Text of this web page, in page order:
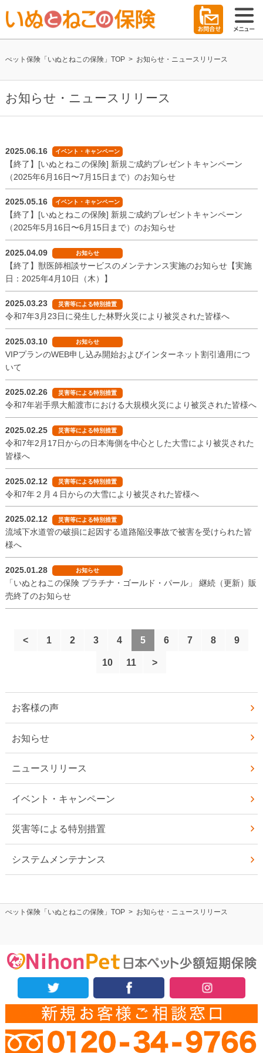
ぺット保険「いぬとねこの保険」TOP > お知らせ・ニュースリリース
お知らせ・ニュースリリース
2025.06.16 イベント・キャンペーン
【終了】[いぬとねこの保険] 新規ご成約プレゼントキャンペーン
（2025年6月16日〜7月15日まで）のお知らせ
2025.05.16 イベント・キャンペーン
【終了】[いぬとねこの保険] 新規ご成約プレゼントキャンペーン
（2025年5月16日〜6月15日まで）のお知らせ
2025.04.09 お知らせ
【終了】獣医師相談サービスのメンテナンス実施のお知らせ【実施
日：2025年4月10日（木）】
2025.03.23 災害等による特別措置
令和7年3月23日に発生した林野火災により被災された皆様へ
2025.03.10 お知らせ
VIPプランのWEB申し込み開始およびインターネット割引適用につ
いて
2025.02.26 災害等による特別措置
令和7年岩手県大船渡市における大規模火災により被災された皆様へ
2025.02.25 災害等による特別措置
令和7年2月17日からの日本海側を中心とした大雪により被災された
皆様へ
2025.02.12 災害等による特別措置
令和7年２月４日からの大雪により被災された皆様へ
2025.02.12 災害等による特別措置
流域下水道管の破損に起因する道路陥没事故で被害を受けられた皆
様へ
2025.01.28 お知らせ
「いぬとねこの保険 プラチナ・ゴールド・パール」 継続（更新）販
売終了のお知らせ
< 1 2 3 4 5 6 7 8 9
10 11 >
お客様の声
お知らせ
ニュースリリース
イベント・キャンペーン
災害等による特別措置
システムメンテナンス
ぺット保険「いぬとねこの保険」TOP > お知らせ・ニュースリリース